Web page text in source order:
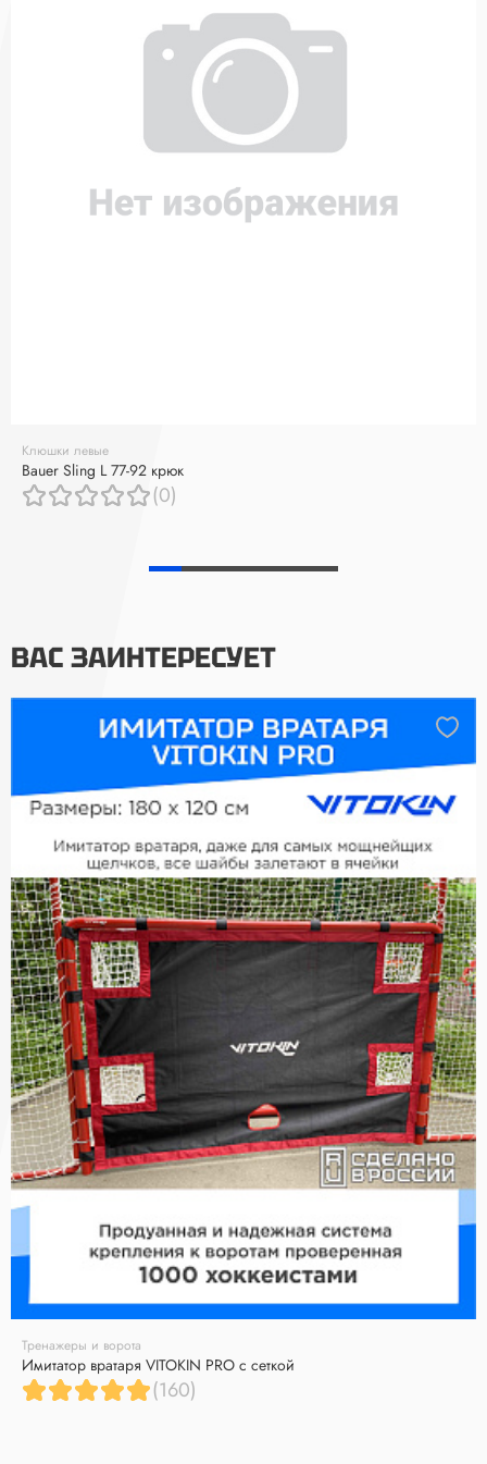
Клюшки левые
Bauer Sling L 77-92 крюк
(0)
ВАС ЗАИНТЕРЕСУЕТ
Тренажеры и ворота
Имитатор вратаря VITOKIN PRO с сеткой
(160)